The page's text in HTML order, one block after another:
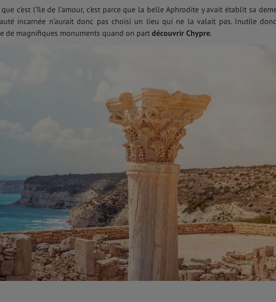
c’est l’île de l’amour, c’est parce que la belle Aphrodite y avait établit sa
incarnée n’aurait donc pas choisi un lieu qui ne la valait pas. Inutile
de magnifiques monuments quand on part découvrir Chypre.